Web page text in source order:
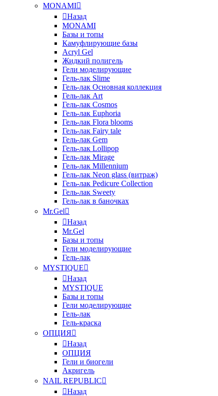
MONAMI
Назад
MONAMI
Базы и топы
Камуфлирующие базы
Acryl Gel
Жидкий полигель
Гели моделирующие
Гель-лак Slime
Гель-лак Основная коллекция
Гель-лак Art
Гель-лак Cosmos
Гель-лак Euphoria
Гель-лак Flora blooms
Гель-лак Fairy tale
Гель-лак Gem
Гель-лак Lollipop
Гель-лак Mirage
Гель-лак Millennium
Гель-лак Neon glass (витраж)
Гель-лак Pedicure Collection
Гель-лак Sweety
Гель-лак в баночках
Mr.Gel
Назад
Mr.Gel
Базы и топы
Гели моделирующие
Гель-лак
MYSTIQUE
Назад
MYSTIQUE
Базы и топы
Гели моделирующие
Гель-лак
Гель-краска
ОПЦИЯ
Назад
ОПЦИЯ
Гели и биогели
Акригель
NAIL REPUBLIC
Назад